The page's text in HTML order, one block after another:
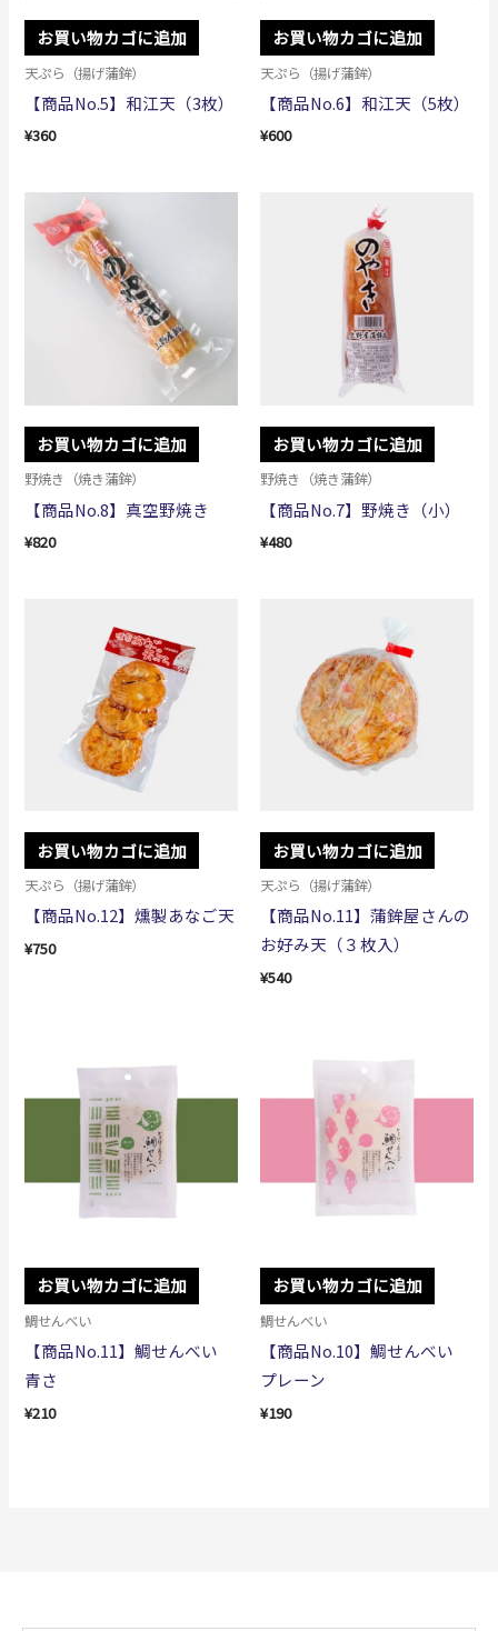
お買い物カゴに追加
天ぷら（揚げ蒲鉾）
【商品No.5】和江天（3枚）
¥360
お買い物カゴに追加
天ぷら（揚げ蒲鉾）
【商品No.6】和江天（5枚）
¥600
お買い物カゴに追加
野焼き（焼き蒲鉾）
【商品No.8】真空野焼き
¥820
お買い物カゴに追加
野焼き（焼き蒲鉾）
【商品No.7】野焼き（小）
¥480
お買い物カゴに追加
天ぷら（揚げ蒲鉾）
【商品No.12】燻製あなご天
¥750
お買い物カゴに追加
天ぷら（揚げ蒲鉾）
【商品No.11】蒲鉾屋さんの
お好み天（３枚入）
¥540
お買い物カゴに追加
鯛せんべい
【商品No.11】鯛せんべい
青さ
¥210
お買い物カゴに追加
鯛せんべい
【商品No.10】鯛せんべい
プレーン
¥190